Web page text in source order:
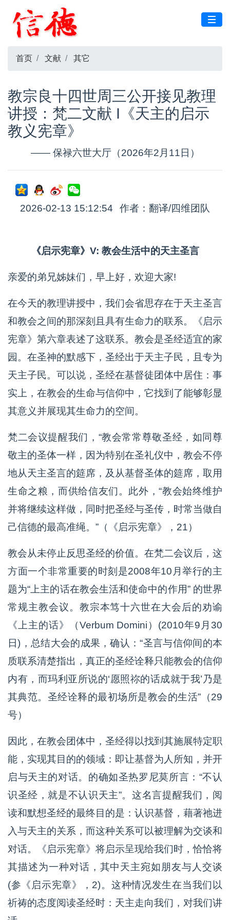
首页 文献 其它
教宗良十四世周三公开接见教理
讲授：梵二文献 I《天主的启示
教义宪章》
—— 保禄六世大厅（2026年2月11日）
2026-02-13 15:12:54 作者：翻译/四维团队
《启示宪章》V: 教会生活中的天主圣言
亲爱的弟兄姊妹们，早上好，欢迎大家!
在今天的教理讲授中，我们会省思存在于天主圣言
和教会之间的那深刻且具有生命力的联系。《启示
宪章》第六章表述了这联系。教会是圣经适宜的家
园。在圣神的默感下，圣经出于天主子民，且专为
天主子民。可以说，圣经在基督徒团体中居住：事
实上，在教会的生命与信仰中，它找到了能够彰显
其意义并展现其生命力的空间。
梵二会议提醒我们，“教会常常尊敬圣经，如同尊
敬主的圣体一样，因为特别在圣礼仪中，教会不停
地从天主圣言的筵席，及从基督圣体的筵席，取用
生命之粮，而供给信友们。此外，“教会始终维护
并将继续这样做，同时把圣经与圣传，时常当做自
己信德的最高准绳。”（《启示宪章》，21）
教会从未停止反思圣经的价值。在梵二会议后，这
方面一个非常重要的时刻是2008年10月举行的主
题为“上主的话在教会生活和使命中的作用” 的世界
常规主教会议。教宗本笃十六世在大会后的劝谕
《上主的话》（Verbum Domini）(2010年9月30
日)，总结大会的成果，确认：“圣言与信仰间的本
质联系清楚指出，真正的圣经诠释只能教会的信仰
内有，而玛利亚所说的‘愿照祢的话成就于我’乃是
其典范。圣经诠释的最初场所是教会的生活”（29
号）
因此，在教会团体中，圣经得以找到其施展特定职
能，实现其目的的领域：即让基督为人所知，并开
启与天主的对话。的确如圣热罗尼莫所言：“不认
识圣经，就是不认识天主”。这名言提醒我们，阅
读和默想圣经的最终目的是：认识基督，藉著祂进
入与天主的关系，而这种关系可以被理解为交谈和
对话。《启示宪章》将启示呈现给我们时，恰恰将
其描述为一种对话，其中天主宛如朋友与人交谈
(参《启示宪章》，2)。这种情况发生在当我们以
祈祷的态度阅读圣经时：天主走向我们，对我们讲